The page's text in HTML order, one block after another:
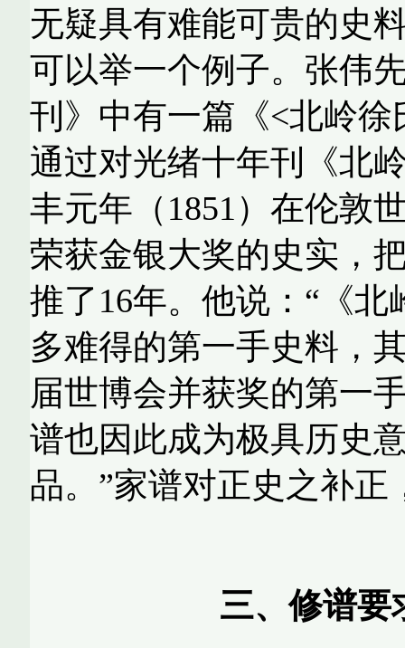
无疑具有难能可贵的史
可以举一个例子。张伟
刊》中有一篇《<北岭徐
通过对光绪十年刊《北
丰元年（ 1851）在伦敦
荣获金银大奖的史实，
推了16年。他说：“《北
多难得的第一手史料，
届世博会并获奖的第一
谱也因此成为极具历史
品。”家谱对正史之补正
三、修谱要